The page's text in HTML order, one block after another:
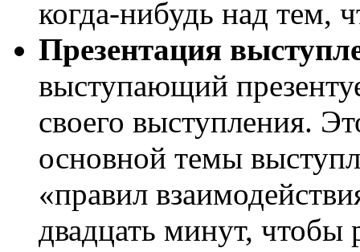
когда-нибудь над тем,
Презентация
выступающий
своего выступления.
основной темы
«правил
двадцать минут, чтобы